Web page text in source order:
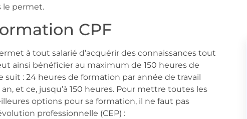
le permet.
CPF
à tout salarié d’acquérir des connaissances tout
ainsi bénéficier au maximum de 150 heures de
suit : 24 heures de formation par année de travail
an, et ce, jusqu’à 150 heures. Pour mettre toutes les
options pour sa formation, il ne faut pas
professionnelle (CEP) :